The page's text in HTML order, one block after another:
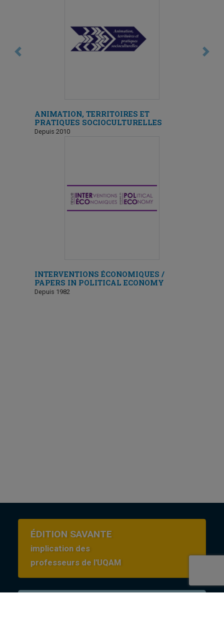
ÉDITION SAVANTE
implication des
professeurs de l'UQAM
ANIMATION, TERRITOIRES ET
PRATIQUES SOCIOCULTURELLES
Depuis 2010
INTERVENTIONS ÉCONOMIQUES /
PAPERS IN POLITICAL ECONOMY
Depuis 1982
Previous Next